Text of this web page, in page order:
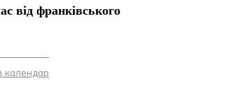
від франківського
календар